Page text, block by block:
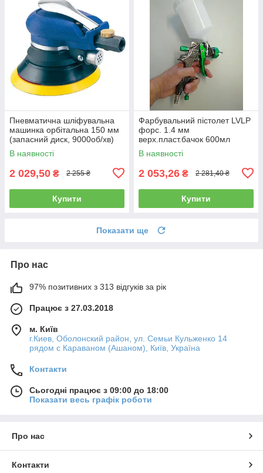
Пневматична шліфувальна
машинка орбітальна 150 мм
(запасний диск, 9000об/хв)
AIRKRAFT AT-980-6V
В наявності
2 029,50 ₴ 2 255 ₴
Купити
Фарбувальний пістолет LVLP
форс. 1.4 мм
верх.пласт.бачок 600мл
AUARITA L-897-1.4
В наявності
2 053,26 ₴ 2 281,40 ₴
Купити
Показати ще
Про нас
97% позитивних з 313 відгуків за рік
Працює з 27.03.2018
м. Київ
г.Киев, Оболонский район, ул. Семьи Кульженко 14
рядом с Караваном (Ашаном), Київ, Україна
Контакти
Сьогодні працює з 09:00 до 18:00
Показати весь графік роботи
Про нас
Контакти